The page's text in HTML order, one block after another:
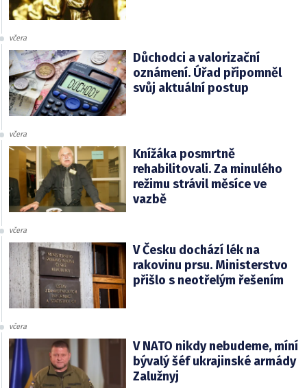
včera
Důchodci a valorizační
oznámení. Úřad připomněl
svůj aktuální postup
včera
Knížáka posmrtně
rehabilitovali. Za minulého
režimu strávil měsíce ve
vazbě
včera
V Česku dochází lék na
rakovinu prsu. Ministerstvo
přišlo s neotřelým řešením
včera
V NATO nikdy nebudeme, míní
bývalý šéf ukrajinské armády
Zalužnyj